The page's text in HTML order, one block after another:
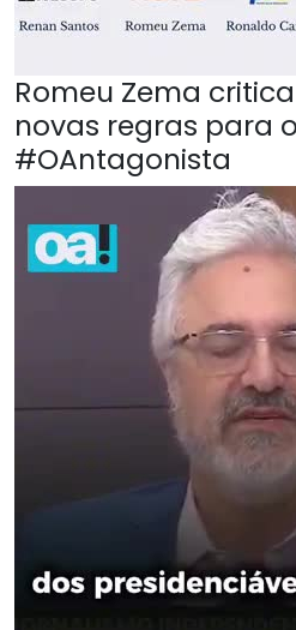
Romeu Zema
novas regras para o
#OAntagonista